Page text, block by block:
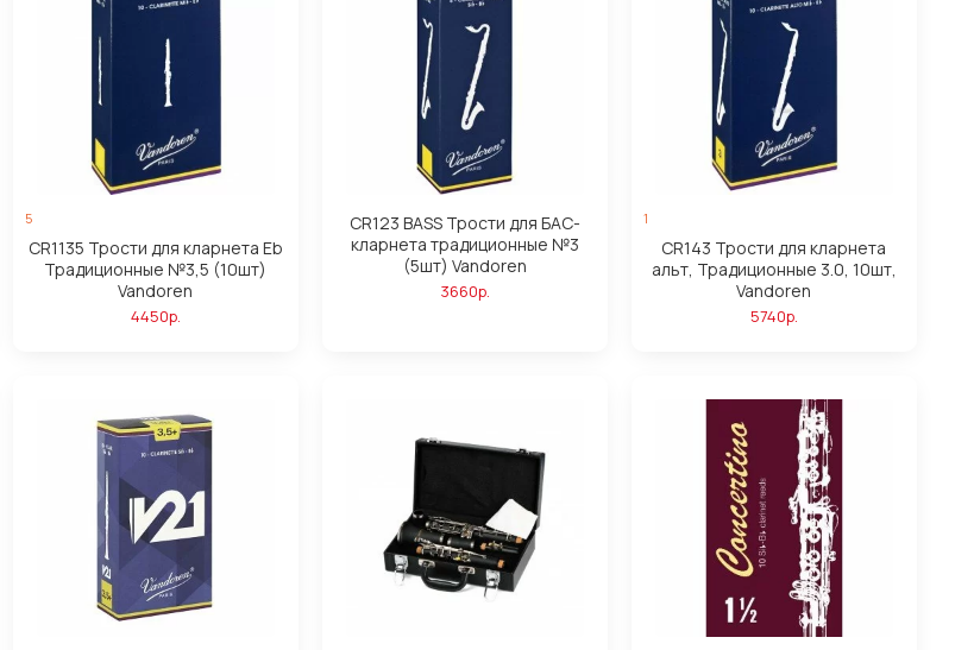
5
CR1135 Трости для кларнета Eb
Традиционные №3,5 (10шт)
Vandoren
4450р.
CR123 BASS Трости для БАС-
кларнета традиционные №3
(5шт) Vandoren
3660р.
1
CR143 Трости для кларнета
альт, Традиционные 3.0, 10шт,
Vandoren
5740р.